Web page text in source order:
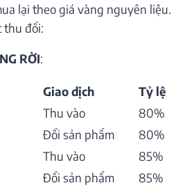
lại theo giá vàng nguyên liệu.
thu đổi:
RỜI:
Giao dịch Tỷ lệ
Thu vào
80%
Đổi sản phẩm
80%
Thu vào
85%
Đổi sản phẩm
85%